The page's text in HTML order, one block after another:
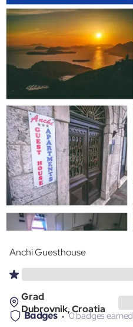
Anchi Guesthouse
Grad
Dubrovnik, Croatia
Badges 0 badges earned